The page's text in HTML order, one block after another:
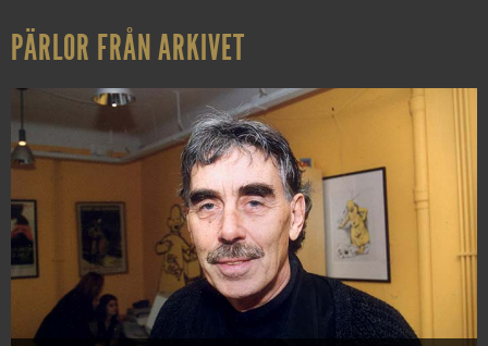
PÄRLOR FRÅN ARKIVET